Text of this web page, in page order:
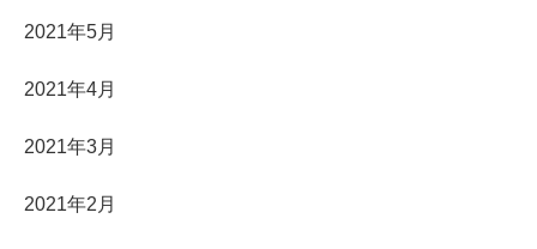
2021年5月
2021年4月
2021年3月
2021年2月